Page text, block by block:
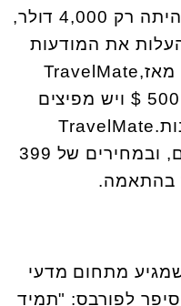
היתה רק 4,000 דולר,
את המודעות
מאז,TravelMate
רובוטיקס גייסה כמעט 500,000 $ ויש מפיצים
TravelMate
זמינה בשלושה גדלים שונים, ובמחירים של 399
.
מתחום מדעי
לפורבס: "תמיד